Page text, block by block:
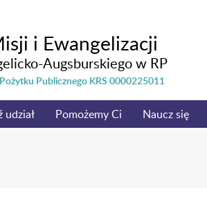
i Ewangelizacji
Augsburskiego w RP
Publicznego KRS 0000225011
udział Pomożemy Ci Naucz się